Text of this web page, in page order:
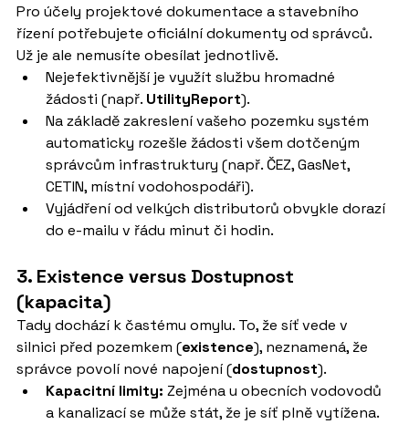
Pro účely projektové dokumentace a stavebního
řízení potřebujete oficiální dokumenty od správců.
Už je ale nemusíte obesílat jednotlivě.
Nejefektivnější je využít službu hromadné
žádosti (např. UtilityReport).
Na základě zakreslení vašeho pozemku systém
automaticky rozešle žádosti všem dotčeným
správcům infrastruktury (např. ČEZ, GasNet,
CETIN, místní vodohospodáři).
Vyjádření od velkých distributorů obvykle dorazí
do e-mailu v řádu minut či hodin.
3. Existence versus Dostupnost
(kapacita)
Tady dochází k častému omylu. To, že síť vede v
silnici před pozemkem (existence), neznamená, že
správce povolí nové napojení (dostupnost).
Kapacitní limity: Zejména u obecních vodovodů
a kanalizací se může stát, že je síť plně vytížena.